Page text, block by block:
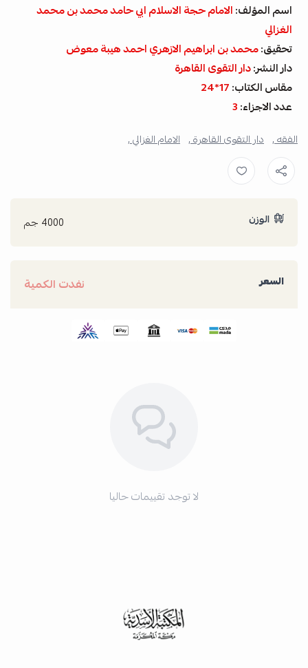
اسم المؤلف:الامام حجة الاسلام ابي حامد محمد بن محمد
الغزالي
تحقيق:محمد بن ابراهيم الازهري احمد هيبة معوض
دار النشر:دار التقوى القاهرة
مقاس الكتاب:17*24
عدد الاجزاء:3
الفقه , دار التقوى القاهرة , الامام الغزالي ,
الوزن 4000 جم
السعر نفدت الكمية
لا توجد تقييمات حاليا